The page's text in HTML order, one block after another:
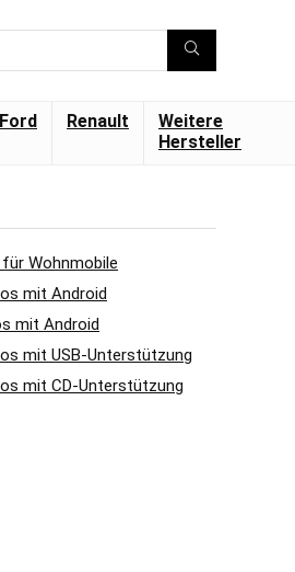
Ford Renault
Weitere
Hersteller
Wohnmobile
mit Android
mit Android
mit USB-Unterstützung
mit CD-Unterstützung